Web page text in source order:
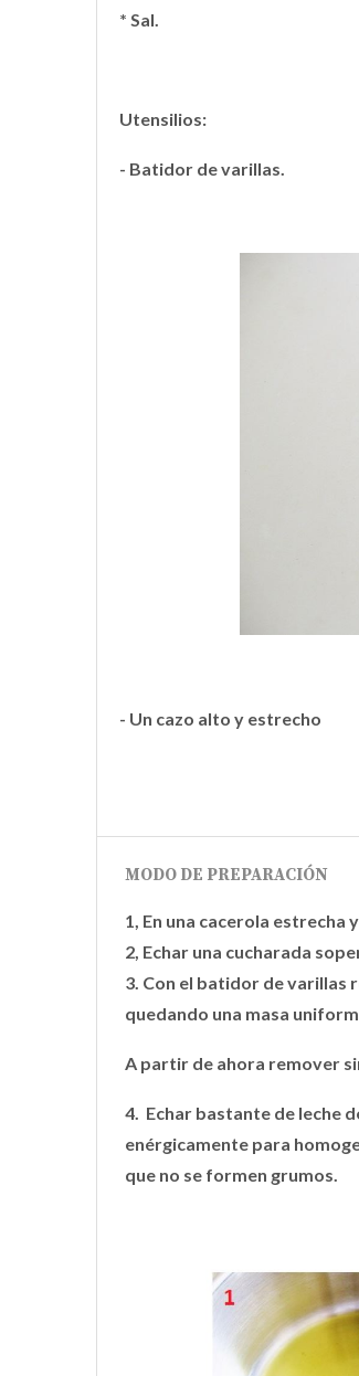
* Sal.
Utensilios:
- Batidor de varillas.
- Un cazo alto y estrecho
MODO DE PREPARACIÓN
1, En una cacerola estrecha
2, Echar una cucharada
3. Con el batidor de varillas
quedando una masa
A partir de ahora remover
4. Echar bastante de leche
enérgicamente para
que no se formen grumos.